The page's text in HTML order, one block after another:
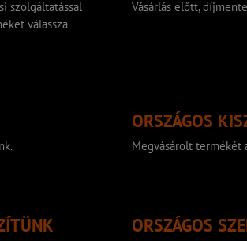
szolgáltatással
válassza
Vásárlás előtt,
ORSZÁGOS
Megvásárolt termékét
ORSZÁGOS